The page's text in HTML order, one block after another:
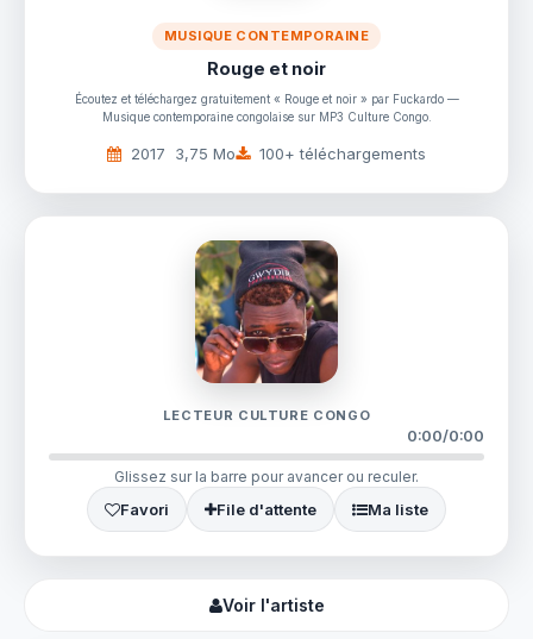
MUSIQUE CONTEMPORAINE
Rouge et noir
Écoutez et téléchargez gratuitement « Rouge et noir » par Fuckardo —
Musique contemporaine congolaise sur MP3 Culture Congo.
2017 3,75 Mo 100+ téléchargements
LECTEUR CULTURE CONGO
0:00/0:00
Glissez sur la barre pour avancer ou reculer.
Favori File d'attente Ma liste
Voir l'artiste